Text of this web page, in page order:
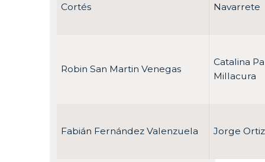
Cortés
Navarrete
Robin San Martin Venegas
Catalina
Millacura
Fabián Fernández Valenzuela Jorge